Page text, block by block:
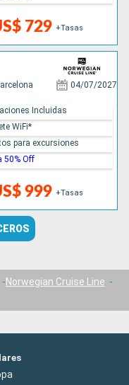
729 +Tasas
04/07/2027
999 +Tasas
Incluidas
WiFi*
para excursiones
50% Off
Norwegian Cruise Line